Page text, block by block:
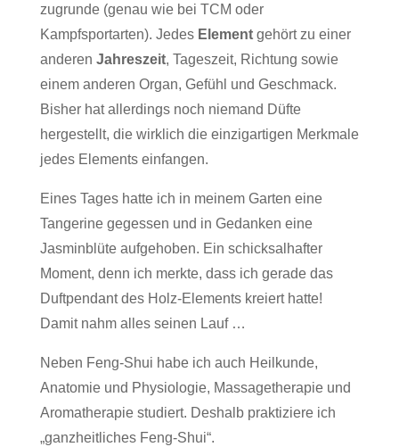
zugrunde (genau wie bei TCM oder
Kampfsportarten). Jedes Element gehört zu einer
anderen Jahreszeit, Tageszeit, Richtung sowie
einem anderen Organ, Gefühl und Geschmack.
Bisher hat allerdings noch niemand Düfte
hergestellt, die wirklich die einzigartigen Merkmale
jedes Elements einfangen.
Eines Tages hatte ich in meinem Garten eine
Tangerine gegessen und in Gedanken eine
Jasminblüte aufgehoben. Ein schicksalhafter
Moment, denn ich merkte, dass ich gerade das
Duftpendant des Holz-Elements kreiert hatte!
Damit nahm alles seinen Lauf …
Neben Feng-Shui habe ich auch Heilkunde,
Anatomie und Physiologie, Massagetherapie und
Aromatherapie studiert. Deshalb praktiziere ich
„ganzheitliches Feng-Shui“.